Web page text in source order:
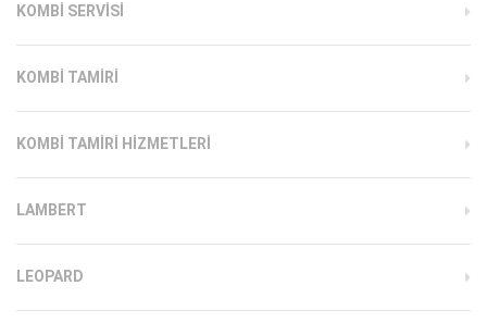
KOMBI SERVISI
KOMBI TAMIRI
KOMBI TAMIRI HIZMETLERI
LAMBERT
LEOPARD